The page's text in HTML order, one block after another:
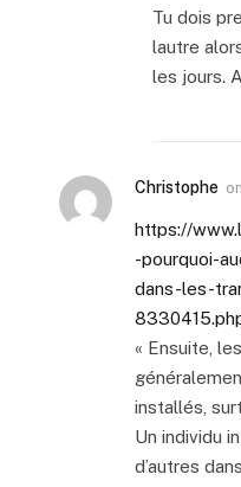
Tu dois
lautre
les jours.
Christophe on
https://
-pourquoi-
dans-les-
« Ensuite,
installés,
Un individu
d’autres